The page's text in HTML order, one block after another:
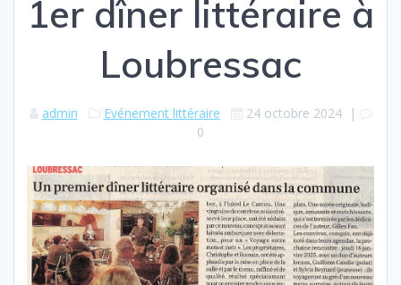
1er dîner littéraire à
Loubressac
admin Evénement littéraire 24 octobre 2024|
0